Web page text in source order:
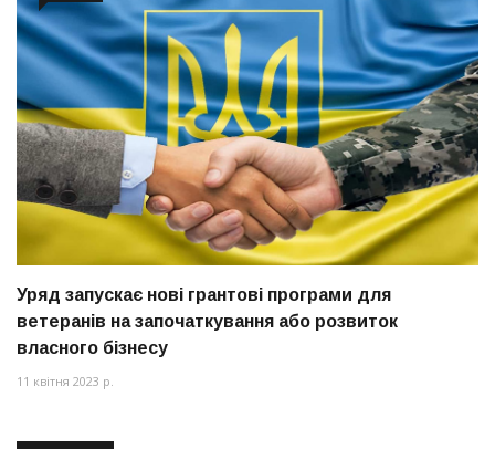
Уряд запускає нові грантові програми для
ветеранів на започаткування або розвиток
власного бізнесу
11 квітня 2023 р.